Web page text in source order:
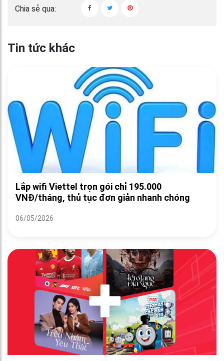
Chia sẻ qua:
Tin tức khác
Lắp wifi Viettel trọn gói chỉ 195.000
VNĐ/tháng, thủ tục đơn giản nhanh chóng
06/05/2026